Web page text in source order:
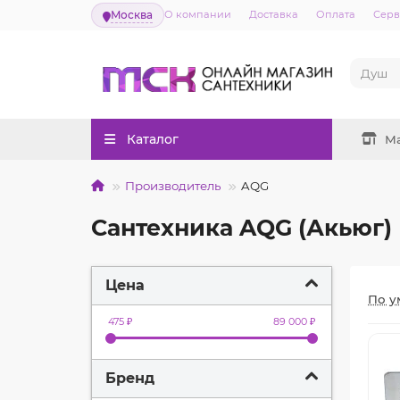
Москва О компании Доставка Оплата
Каталог
Производитель AQG
Сантехника AQG (Акьюг)
Цена
475 ₽ 89 000 ₽
Бренд
По